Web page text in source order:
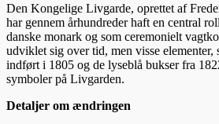
Den Kongelige Livgarde, oprettet af
har gennem århundreder haft en central
danske monark og som ceremonielt
udviklet sig over tid, men visse elementer,
indført i 1805 og de lyseblå bukser fra
symboler på Livgarden.
Detaljer om ændringen